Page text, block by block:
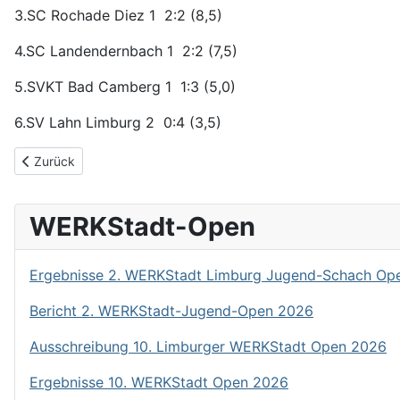
3.SC Rochade Diez 1 2:2 (8,5)
4.SC Landendernbach 1 2:2 (7,5)
5.SVKT Bad Camberg 1 1:3 (5,0)
6.SV Lahn Limburg 2 0:4 (3,5)
Vorheriger Beitrag: Erik Stab gewinnt Deutsche Bank
Zurück
WERKStadt-Open
Ergebnisse 2. WERKStadt Limburg Jugend-Schach
Bericht 2. WERKStadt-Jugend-Open 2026
Ausschreibung 10. Limburger WERKStadt Open 2026
Ergebnisse 10. WERKStadt Open 2026